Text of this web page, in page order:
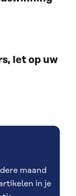
let op uw
maand
in je